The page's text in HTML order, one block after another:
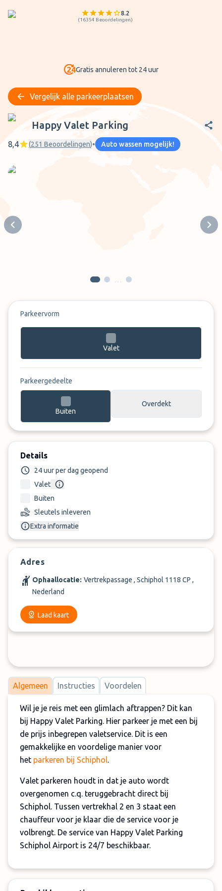
8.2
(16354 Beoordelingen)
Gratis annuleren tot 24 uur
Vergelijk alle parkeerplaatsen
Happy Valet Parking
Happy Valet Parking
8,4 (251 Beoordelingen)• Auto wassen mogelijk!
Previous slide
…
Parkeervorm
Valet
Parkeergedeelte
Buiten
Overdekt
Details
24 uur per dag geopend
Valet
Buiten
Sleutels inleveren
Extra informatie
Adres
Ophaallocatie: Vertrekpassage , Schiphol 1118 CP ,
Nederland
Laad kaart
Algemeen Instructies Voordelen
Wil je je reis met een glimlach aftrappen? Dit kan
bij Happy Valet Parking. Hier parkeer je met een bij
de prijs inbegrepen valetservice. Dit is een
gemakkelijke en voordelige manier voor
het parkeren bij Schiphol.
Valet parkeren houdt in dat je auto wordt
overgenomen c.q. teruggebracht direct bij
Schiphol. Tussen vertrekhal 2 en 3 staat een
chauffeur voor je klaar die de service voor je
volbrengt. De service van Happy Valet Parking
Schiphol Airport is 24/7 beschikbaar.
beveiligd parkeerterrein in Rijsenhout.